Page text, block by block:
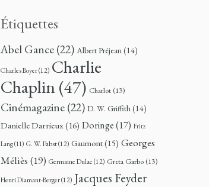
Étiquettes
Abel Gance(22) Albert Préjean(14)
Charles Boyer(12) Charlie
Chaplin(47) Charlot (13)
Cinémagazine(22) D. W. Griffith(14)
Danielle Darrieux(16) Doringe(17) Fritz
Lang(11) G. W. Pabst(12) Gaumont(15) Georges
Méliès (19) Germaine Dulac (12) Greta Garbo (13)
Henri Diamant-Berger(12) Jacques Feyder